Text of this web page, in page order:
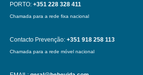
PORTO: +351 228 328 411
Chamada para a rede fixa nacional
Contacto Prevenção: +351 918 258 113
Chamada para a rede móvel nacional